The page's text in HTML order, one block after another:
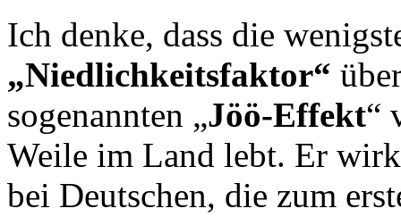
Ich denke, dass die
„Niedlichkeitsfaktor“
sogenannten „Jöö-Effekt“
Weile im Land lebt. Er
bei Deutschen, die zum